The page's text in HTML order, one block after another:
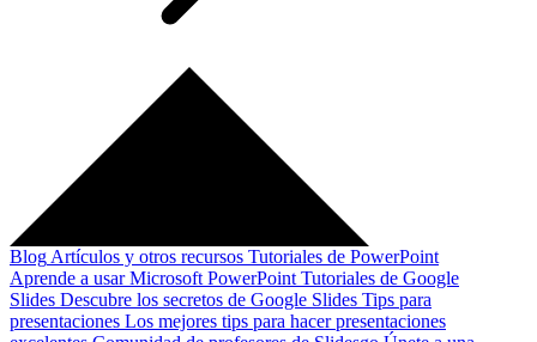
Blog Artículos y otros recursos Tutoriales de PowerPoint
Aprende a usar Microsoft PowerPoint Tutoriales de Google
Slides Descubre los secretos de Google Slides Tips para
presentaciones Los mejores tips para hacer presentaciones